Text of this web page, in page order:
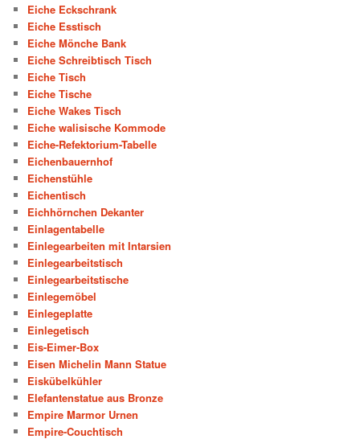
Eiche Eckschrank
Eiche Esstisch
Eiche Mönche Bank
Eiche Schreibtisch Tisch
Eiche Tisch
Eiche Tische
Eiche Wakes Tisch
Eiche walisische Kommode
Eiche-Refektorium-Tabelle
Eichenbauernhof
Eichenstühle
Eichentisch
Eichhörnchen Dekanter
Einlagentabelle
Einlegearbeiten mit Intarsien
Einlegearbeitstisch
Einlegearbeitstische
Einlegemöbel
Einlegeplatte
Einlegetisch
Eis-Eimer-Box
Eisen Michelin Mann Statue
Eiskübelkühler
Elefantenstatue aus Bronze
Empire Marmor Urnen
Empire-Couchtisch